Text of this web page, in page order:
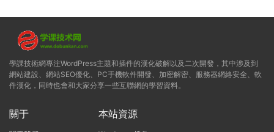
學課技術網專注WordPress主題和插件的漢化破解以及二次開發，其中涉及到
網站建設、網站SEO優化、PC手機軟件開發、加密解密、服務器網絡安全、軟
件漢化，同時也會和大家分享一些互聯網的學習資料。
關于 本站資源